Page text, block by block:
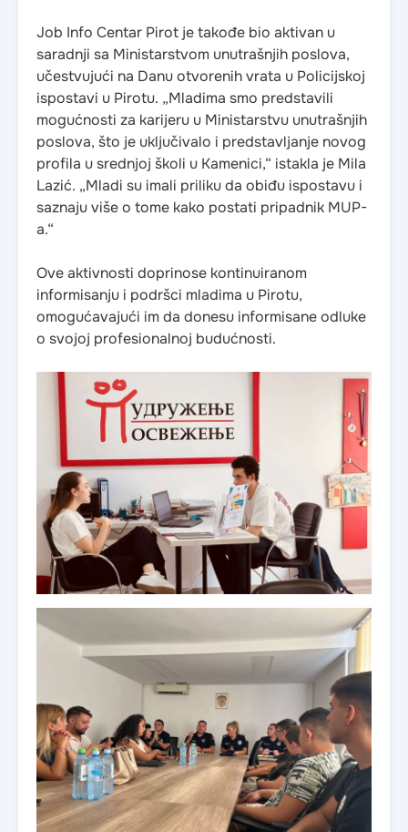
Job Info Centar Pirot je takođe bio aktivan u
saradnji sa Ministarstvom unutrašnjih poslova,
učestvujući na Danu otvorenih vrata u Policijskoj
ispostavi u Pirotu. „Mladima smo predstavili
mogućnosti za karijeru u Ministarstvu unutrašnjih
poslova, što je uključivalo i predstavljanje novog
profila u srednjoj školi u Kamenici,“ istakla je Mila
Lazić. „Mladi su imali priliku da obiđu ispostavu i
saznaju više o tome kako postati pripadnik MUP-
a.“
Ove aktivnosti doprinose kontinuiranom
informisanju i podršci mladima u Pirotu,
omogućavajući im da donesu informisane odluke
o svojoj profesionalnoj budućnosti.